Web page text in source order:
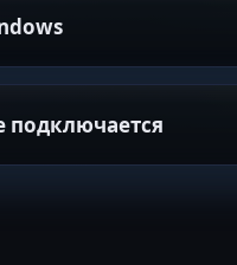
подключается